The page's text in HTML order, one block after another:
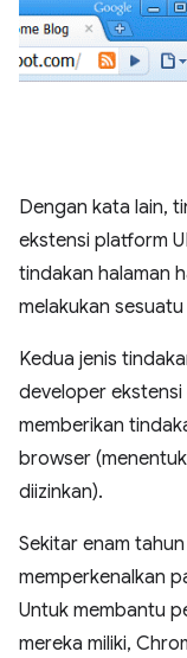
Dengan kata lain,
ekstensi platform
tindakan halaman
melakukan
Kedua jenis
developer
memberikan
browser
diizinkan).
Sekitar enam
memperkenalkan
Untuk membantu
mereka miliki,